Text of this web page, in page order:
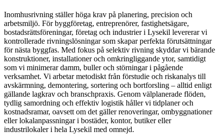
Inomhusrivning ställer höga krav på planering, precision och
arbetsmiljö. För byggföretag, entreprenörer, fastighetsägare,
bostadsrättsföreningar, företag och industrier i Lysekil levererar vi
kontrollerade rivningslösningar som skapar perfekta förutsättningar
för nästa byggfas. Med fokus på selektiv rivning skyddar vi bärande
konstruktioner, installationer och omkringliggande ytor, samtidigt
som vi minimerar damm, buller och störningar i pågående
verksamhet. Vi arbetar metodiskt från förstudie och riskanalys till
avskärmning, demontering, sortering och bortforsling – alltid enligt
gällande lagkrav och branschpraxis. Genom välplanerade flöden,
tydlig samordning och effektiv logistik håller vi tidplaner och
kostnadsramar, oavsett om det gäller renoveringar, ombyggnationer
eller lokalanpassningar i bostäder, kontor, butiker eller
industrilokaler i hela Lysekil med omnejd.